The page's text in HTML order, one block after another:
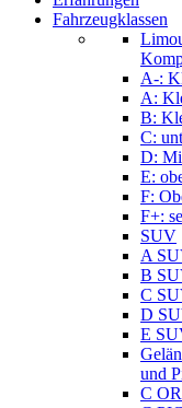
Fahrzeugklassen
A-:
A:
B:
C:
D:
E:
F:
F+:
SUV
A
B
C
D
E
und
C